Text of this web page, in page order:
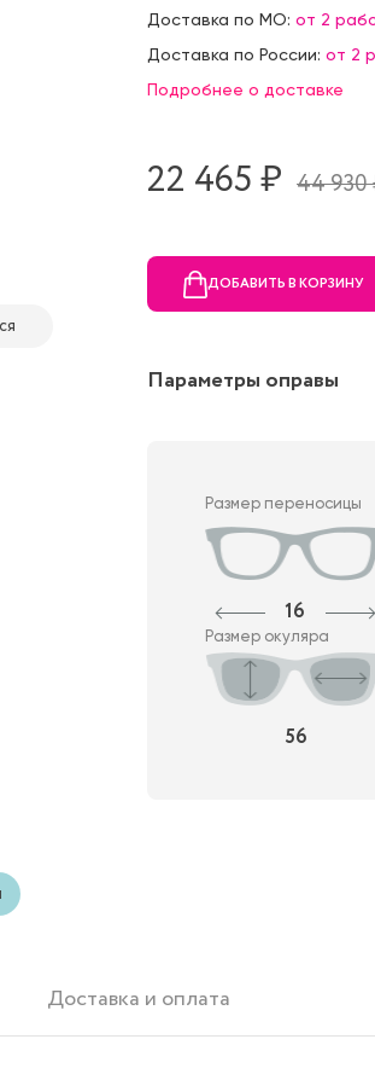
Доставка по МО: от 2
Доставка по России: от 2
Подробнее о доставке
22 465 ₷ 44 930
ДОБАВИТЬ В КОРЗИНУ
Параметры оправы
Размер переносицы
16
Размер окуляра
56
Доставка и оплата